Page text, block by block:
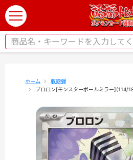
t
o
g
ホーム
収録弾
ブロロン[モンスターボールミラー](114/